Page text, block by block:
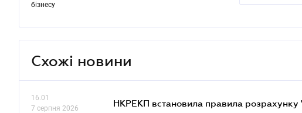
бізнесу
Схожі новини
16.01
7 серпня 2026
НКРЕКП встановила правила розрахунку